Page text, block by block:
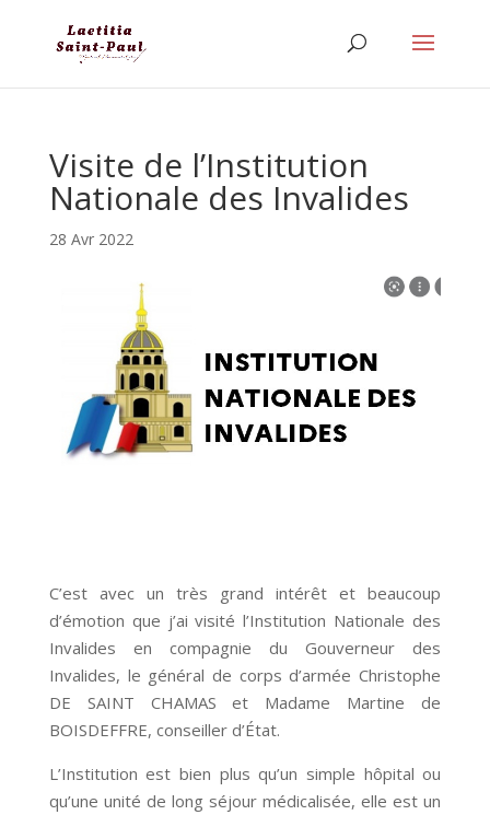
Visite de l’Institution
Nationale des Invalides
28 Avr 2022
C’est avec un très grand intérêt et beaucoup
d’émotion que j’ai visité l’Institution Nationale des
Invalides en compagnie du Gouverneur des
Invalides, le général de corps d’armée Christophe
DE SAINT CHAMAS et Madame Martine de
BOISDEFFRE, conseiller d’État.
L’Institution est bien plus qu’un simple hôpital ou
qu’une unité de long séjour médicalisée, elle est un